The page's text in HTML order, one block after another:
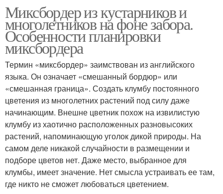
Миксбордер из кустарников и
многолетников на фоне забора.
Особенности планировки
миксбордера
Термин «миксбордер» заимствован из английского
языка. Он означает «смешанный бордюр» или
«смешанная граница». Создать клумбу постоянного
цветения из многолетних растений под силу даже
начинающим. Внешне цветник похож на извилистую
клумбу из хаотично расположенных разновысоких
растений, напоминающую уголок дикой природы. На
самом деле никакой случайности в размещении и
подборе цветов нет. Даже место, выбранное для
клумбы, имеет значение. Нет смысла устраивать ее там,
где никто не сможет любоваться цветением.